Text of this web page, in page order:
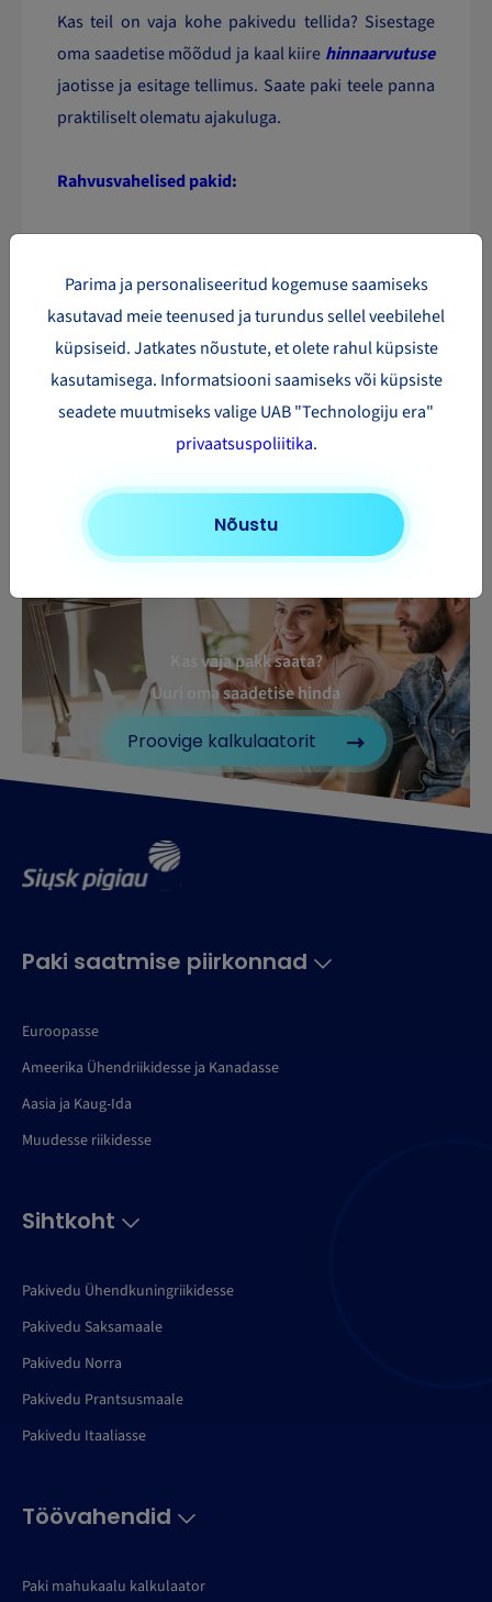
Kas teil on vaja kohe pakivedu tellida? Sisestage
oma saadetise mõõdud ja kaal kiire hinnaarvutuse
jaotisse ja esitage tellimus. Saate paki teele panna
praktiliselt olematu ajakuluga.
Rahvusvahelised pakid:
Hiina
Iirimaa
Prantsusmaa
Saksamaa
Hispaania
Kas vaja pakk saata?
Uuri oma saadetise hinda
Proovige kalkulaatorit
Paki saatmise piirkonnad
Euroopasse
Ameerika Ühendriikidesse ja Kanadasse
Aasia ja Kaug-Ida
Muudesse riikidesse
Sihtkoht
Pakivedu Ühendkuningriikidesse
Pakivedu Saksamaale
Pakivedu Norra
Pakivedu Prantsusmaale
Pakivedu Itaaliasse
Töövahendid
Paki mahukaalu kalkulaator
Parima ja personaliseeritud kogemuse saamiseks
kasutavad meie teenused ja turundus sellel veebilehel
küpsiseid. Jatkates nõustute, et olete rahul küpsiste
kasutamisega. Informatsiooni saamiseks või küpsiste
seadete muutmiseks valige UAB "Technologiju era"
privaatsuspoliitika.
Nõustu